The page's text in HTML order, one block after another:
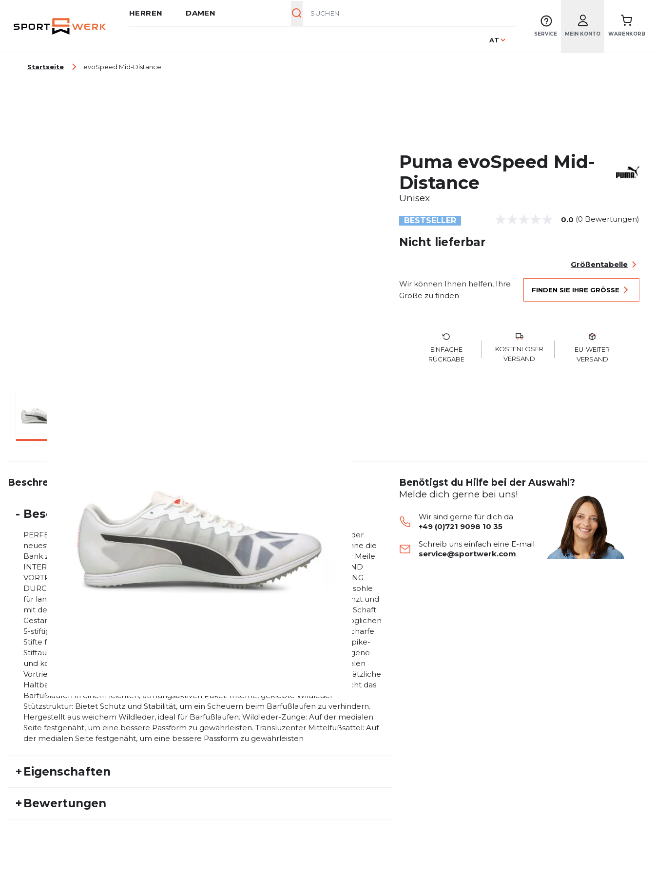
HERREN DAMEN
Sprache
AT
SERVICE MEIN KONTO WARENKORB
Startseite evoSpeed Mid-Distance
Puma evoSpeed Mid-
Distance
Unisex
BESTSELLER 0.0 (0 Bewertungen)
Nicht lieferbar
Größentabelle
Wir können Ihnen helfen, Ihre
Größe zu finden
FINDEN SIE IHRE GRÖSSE
EINFACHE
RÜCKGABE
KOSTENLOSER
VERSAND
EU-WEITER
VERSAND
Beschreibung
- Beschreibung
PERFEKT FÜR DIE MITTELSTRECKENDOMINANZ Premium-Schuh für den Renntag mit der
neuesten Technologie für Mittelstreckenathleten, die das Band durchbrechen wollen, ohne die
Bank zu sprengen. Perfekter Mittelstrecken-Spike für Wettkämpfe von 800 m bis hin zur Meile.
INTERNER KARBON-SCHAFT - VORTRIEB U-FÖRMIGE PEBAX-AUSSENSOHLE - GRIP UND
VORTRIEB ULTRA-ATMUNGSAKTIVES TEXTILOBERMATERIAL - LEICHTE UNTERSTÜTZUNG
DURCHSICHTIGER MITTELFUSSSATTEL - SICHERER HALT Durchgehende EVA-Zwischensohle
für lang anhaltende, reaktionsfreudige Dämpfung und Komfort. EVA-Einlegesohle: Gestanzt und
mit dem Strobel-Board verklebt, um eine gepolsterte Passform zu ermöglichen Carbon-Schaft:
Gestanzt und zementiert mit dem Strobel-Board, um eine gepolsterte Passform zu ermöglichen
5-stiftige Pebax-Spike-Platte: U-förmiges Design im Vorfußbereich mit extra Grip durch scharfe
Stifte für lang anhaltende Traktion und Vortrieb auf allen Oberflächen. 5 austauschbare Spike-
Stiftaufnahmen sind strategisch für alle Distanzen platziert. Rennsport-Leisten: Der gebogene
und konisch zulaufende Leisten bringt den Läufer leicht auf die Zehenspitzen für maximalen
Vortrieb und Geschwindigkeit. EVERTRACK: Hochabriebfester Gummi in der Ferse für zusätzliche
Haltbarkeit Ultra-atmungsaktives Textil-Obermaterial: Minimiert Irritationen und ermöglicht das
Barfußlaufen in einem leichten, atmungsaktiven Paket. Interne, geklebte Wildleder-
Stützstruktur: Bietet Schutz und Stabilität, um ein Scheuern beim Barfußlaufen zu verhindern.
Hergestellt aus weichem Wildleder, ideal für Barfußlaufen. Wildleder-Zunge: Auf der medialen
Seite festgenäht, um eine bessere Passform zu gewährleisten. Transluzenter Mittelfußsattel: Auf
der medialen Seite festgenäht, um eine bessere Passform zu gewährleisten
+ Eigenschaften
Aktivitätstyp:
+ Bewertungen
Benötigst du Hilfe bei der Auswahl?
Melde dich gerne bei uns!
Wir sind gerne für dich da
+49 (0)721 9098 10 35
Schreib uns einfach eine E-mail
service@sportwerk.com